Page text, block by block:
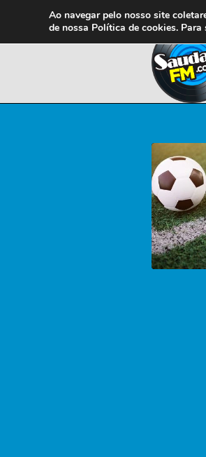
Ao navegar pelo nosso site
de nossa Política de cookies. Para